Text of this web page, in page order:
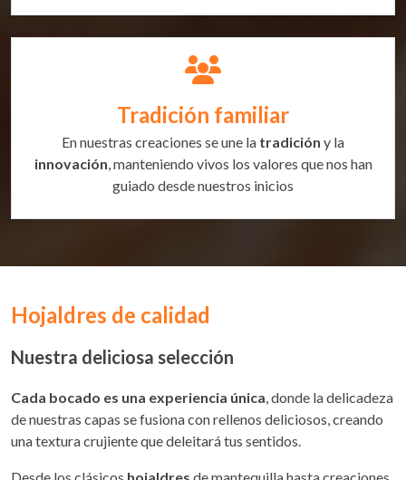
Tradición familiar
En nuestras creaciones se une la tradición y la
innovación , manteniendo vivos los valores que nos han
guiado desde nuestros inicios
Hojaldres de calidad
Nuestra deliciosa selección
Cada bocado es una experiencia única , donde la delicadeza
de nuestras capas se fusiona con rellenos deliciosos, creando
una textura crujiente que deleitará tus sentidos.
Desde los clásicos hojaldres de mantequilla hasta creaciones